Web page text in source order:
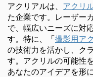
アクリアルは、 アクリ
た企業です。レーザー
で、幅広いニーズに対
す。特に、「撮影用ア
の技術力を活かし、ク
す。アクリルの可能性
あなたのアイデアを形